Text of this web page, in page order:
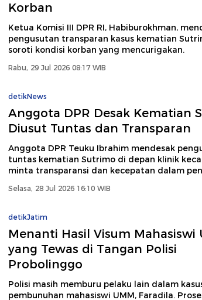
Korban
Ketua Komisi III DPR RI, Habiburokhman,
pengusutan transparan kasus kematian
soroti kondisi korban yang mencurigakan.
Rabu, 29 Jul 2026 08:17 WIB
detikNews
Anggota DPR Desak Kematian
Diusut Tuntas dan Transparan
Anggota DPR Teuku Ibrahim mendesak
tuntas kematian Sutrimo di depan klinik
minta transparansi dan kecepatan dalam
Selasa, 28 Jul 2026 16:10 WIB
detikJatim
Menanti Hasil Visum Mahasiswi
yang Tewas di Tangan Polisi
Probolinggo
Polisi masih memburu pelaku lain dalam
pembunuhan mahasiswi UMM, Faradila.